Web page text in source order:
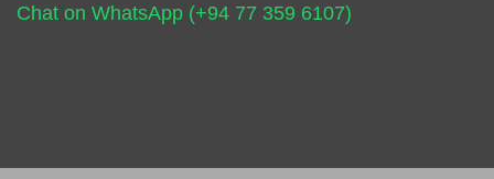
Chat on WhatsApp (+94 77 359 6107)